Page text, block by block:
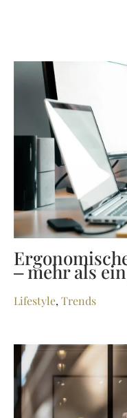
– mehr als
Lifestyle, Trends